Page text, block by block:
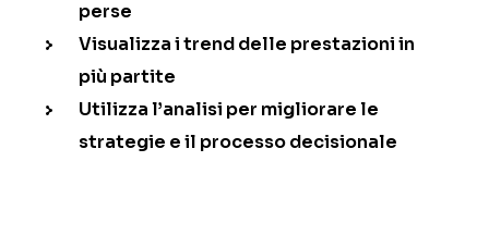
perse
Visualizza i trend delle prestazioni in
più partite
Utilizza l’analisi per migliorare le
strategie e il processo decisionale